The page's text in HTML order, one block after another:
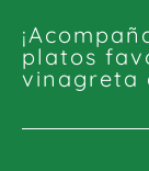
platos
vinagreta